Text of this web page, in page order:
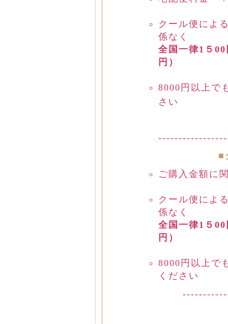
クール便によ
係なく
全国一律1５
円）
8000円以上で
さい
■
ご購入金額に
クール便によ
係なく
全国一律1５
円）
8000円以上で
ください